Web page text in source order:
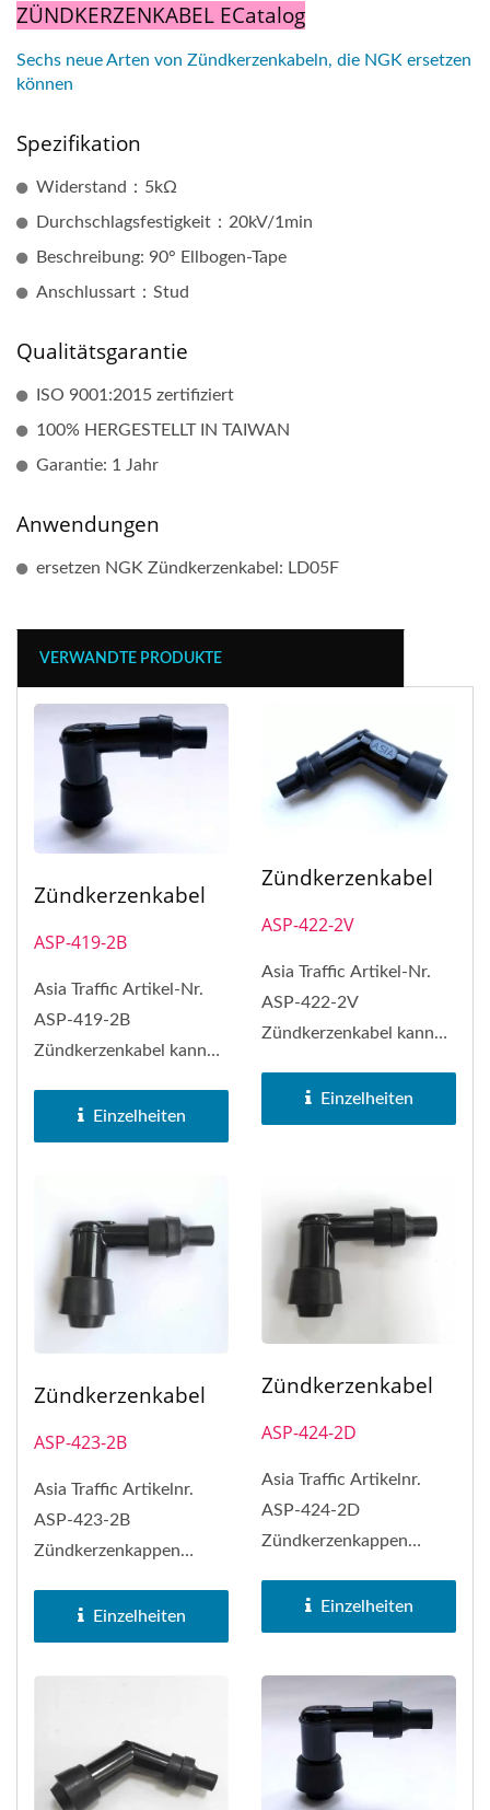
ZÜNDKERZENKABEL ECatalog
Sechs neue Arten von Zündkerzenkabeln, die NGK ersetzen
können
Spezifikation
Widerstand：5kΩ
Durchschlagsfestigkeit：20kV/1min
Beschreibung: 90° Ellbogen-Tape
Anschlussart：Stud
Qualitätsgarantie
ISO 9001:2015 zertifiziert
100% HERGESTELLT IN TAIWAN
Garantie: 1 Jahr
Anwendungen
ersetzen NGK Zündkerzenkabel: LD05F
VERWANDTE PRODUKTE
Zündkerzenkabel
ASP-419-2B
Asia Traffic Artikel-Nr.
ASP-419-2B
Zündkerzenkabel kann
Nr. LB05F ersetzen
Einzelheiten
Zündkerzenkabel
ASP-422-2V
Asia Traffic Artikel-Nr.
ASP-422-2V
Zündkerzenkabel kann
Nr. VD05F ersetzen
Einzelheiten
Zündkerzenkabel
ASP-423-2B
Asia Traffic Artikelnr.
ASP-423-2B
Zündkerzenkappen
Zündkerzenkappen Nr.
LB05FP...
Einzelheiten
Zündkerzenkabel
ASP-424-2D
Asia Traffic Artikelnr.
ASP-424-2D
Zündkerzenkappen
Zündkerzenkappen Nr.
LD05FP...
Einzelheiten